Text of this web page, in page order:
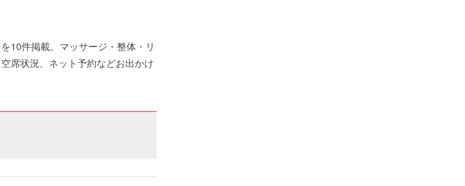
10件掲載。マッサージ・整体・リ
席状況、ネット予約などお出かけ